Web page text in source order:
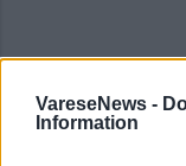
VareseNews -
Information